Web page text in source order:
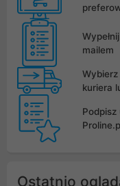
mailem
kuriera
Ostatnio